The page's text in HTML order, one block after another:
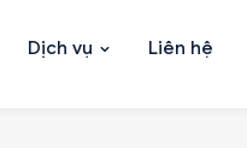
Dịch vụ Liên hệ